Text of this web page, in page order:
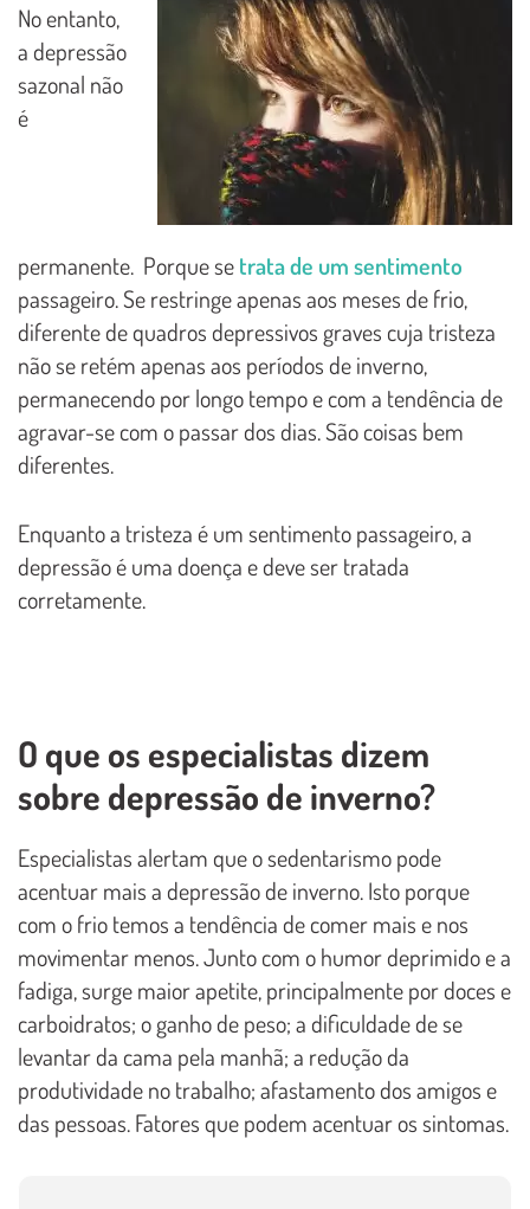
No entanto,
a depressão
sazonal não
é
permanente. Porque setrata de um sentimento
passageiro. Se restringe apenas aos meses de frio,
diferente de quadros depressivos graves cuja tristeza
não se retém apenas aos períodos de inverno,
permanecendo por longo tempo e com a tendência de
agravar-se com o passar dos dias. São coisas bem
diferentes.
Enquanto a tristeza é um sentimento passageiro, a
depressão é uma doença e deve ser tratada
corretamente.
O que os especialistas dizem
sobre depressão de inverno?
Especialistas alertam que o sedentarismo pode
acentuar mais a depressão de inverno. Isto porque
com o frio temos a tendência de comer mais e nos
movimentar menos. Junto com o humor deprimido e a
fadiga, surge maior apetite, principalmente por doces e
carboidratos; o ganho de peso; a dificuldade de se
levantar da cama pela manhã; a redução da
produtividade no trabalho; afastamento dos amigos e
das pessoas. Fatores que podem acentuar os sintomas.